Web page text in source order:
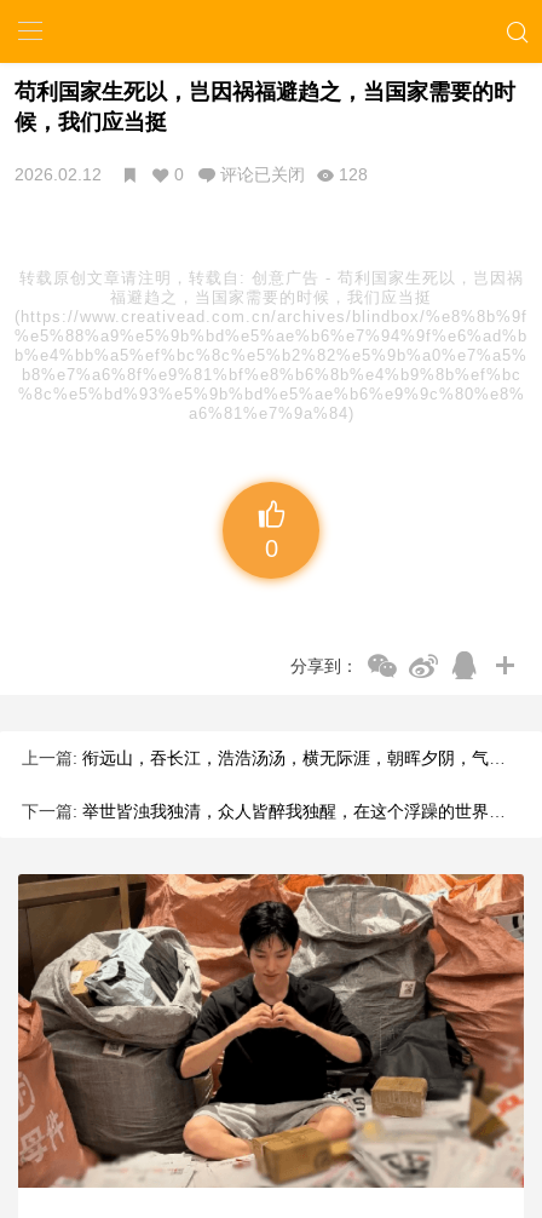
苟利国家生死以，岂因祸福避趋之，当国家需要的时
候，我们应当挺
2026.02.12 0 评论已关闭 128
转载原创文章请注明，转载自: 创意广告 - 苟利国家生死以，岂因祸
福避趋之，当国家需要的时候，我们应当挺
(https://www.creativead.com.cn/archives/blindbox/%e8%8b%9f
%e5%88%a9%e5%9b%bd%e5%ae%b6%e7%94%9f%e6%ad%b
b%e4%bb%a5%ef%bc%8c%e5%b2%82%e5%9b%a0%e7%a5%
b8%e7%a6%8f%e9%81%bf%e8%b6%8b%e4%b9%8b%ef%bc
%8c%e5%bd%93%e5%9b%bd%e5%ae%b6%e9%9c%80%e8%
a6%81%e7%9a%84)
0
分享到：
上一篇: 衔远山，吞长江，浩浩汤汤，横无际涯，朝晖夕阴，气象万千，这不
下一篇: 举世皆浊我独清，众人皆醉我独醒，在这个浮躁的世界里，能够坚守